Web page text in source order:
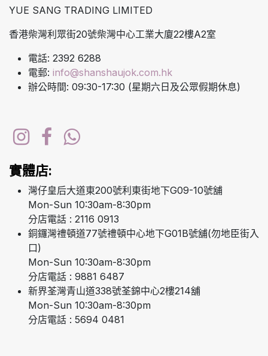
YUE SANG TRADING LIMITED
香港柴灣利眾街20號柴灣中心工業大廈22樓A2室
電話: 2392 6288
電郵: info@shanshaujok.com.hk
辦公時間: 09:30-17:30 (星期六日及公眾假期休息)
實體店:
灣仔皇后大道東200號利東街地下G09-10號舖
Mon-Sun 10:30am-8:30pm
分店電話 : 2116 0913
銅鑼灣禮頓道77號禮頓中心地下G01B號舖(勿地臣街入
口)
Mon-Sun 10:30am-8:30pm
分店電話 : 9881 6487
新界荃灣青山道338號荃錦中心2樓214舖
Mon-Sun 10:30am-8:30pm
分店電話 : 5694 0481